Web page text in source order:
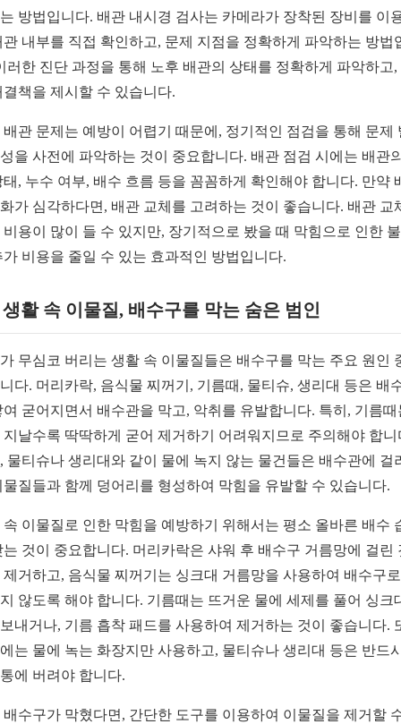
방법입니다. 배관 내시경 검사는 카메라가 장착된 장비를 이
관 내부를 직접 확인하고, 문제 지점을 정확하게 파악하는 방법
러한 진단 과정을 통해 노후 배관의 상태를 정확하게 파악하고,
결책을 제시할 수 있습니다.
배관 문제는 예방이 어렵기 때문에, 정기적인 점검을 통해 문제
을 사전에 파악하는 것이 중요합니다. 배관 점검 시에는 배관
태, 누수 여부, 배수 흐름 등을 꼼꼼하게 확인해야 합니다. 만약
가 심각하다면, 배관 교체를 고려하는 것이 좋습니다. 배관 교
비용이 많이 들 수 있지만, 장기적으로 봤을 때 막힘으로 인한
가 비용을 줄일 수 있는 효과적인 방법입니다.
생활 속 이물질, 배수구를 막는 숨은 범인
무심코 버리는 생활 속 이물질들은 배수구를 막는 주요 원인
다. 머리카락, 음식물 찌꺼기, 기름때, 물티슈, 생리대 등은 배
여 굳어지면서 배수관을 막고, 악취를 유발합니다. 특히, 기름때
지날수록 딱딱하게 굳어 제거하기 어려워지므로 주의해야 합니
물티슈나 생리대와 같이 물에 녹지 않는 물건들은 배수관에 걸
물질들과 함께 덩어리를 형성하여 막힘을 유발할 수 있습니다.
속 이물질로 인한 막힘을 예방하기 위해서는 평소 올바른 배수
는 것이 중요합니다. 머리카락은 샤워 후 배수구 거름망에 걸린
제거하고, 음식물 찌꺼기는 싱크대 거름망을 사용하여 배수구
않도록 해야 합니다. 기름때는 뜨거운 물에 세제를 풀어 싱크
내거나, 기름 흡착 패드를 사용하여 제거하는 것이 좋습니다.
는 물에 녹는 화장지만 사용하고, 물티슈나 생리대 등은 반드
에 버려야 합니다.
배수구가 막혔다면, 간단한 도구를 이용하여 이물질을 제거할